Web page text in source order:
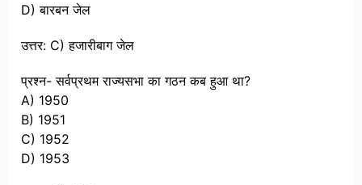
D) बारबन जेल
उत्तर: C) हजारीबाग जेल
प्रश्न- सर्वप्रथम राज्यसभा का गठन कब हुआ था?
A) 1950
B) 1951
C) 1952
D) 1953